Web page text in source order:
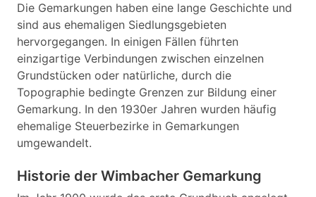
Die Gemarkungen haben eine lange Geschichte und
sind aus ehemaligen Siedlungsgebieten
hervorgegangen. In einigen Fällen führten
einzigartige Verbindungen zwischen einzelnen
Grundstücken oder natürliche, durch die
Topographie bedingte Grenzen zur Bildung einer
Gemarkung. In den 1930er Jahren wurden häufig
ehemalige Steuerbezirke in Gemarkungen
umgewandelt.
Historie der Wimbacher Gemarkung